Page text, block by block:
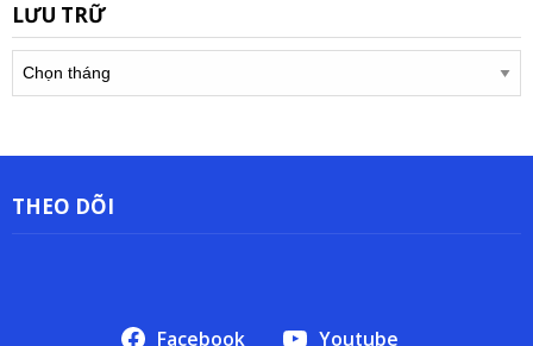
LƯU TRỮ
Lưu
THEO DÕI
Facebook Youtube